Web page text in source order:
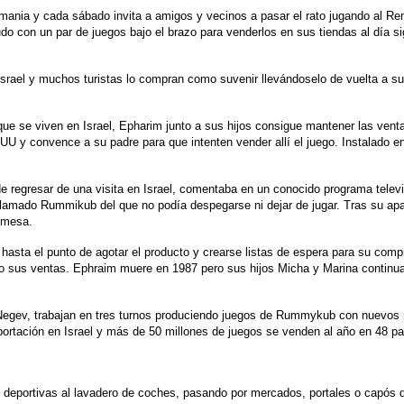
y cada sábado invita a amigos y vecinos a pasar el rato jugando al
con un par de juegos bajo el brazo para venderlos en sus tiendas al
y muchos turistas lo compran como suvenir llevándoselo de vuelta a
se viven en Israel, Epharim junto a sus hijos consigue mantener las
y convence a su padre para que intenten vender allí el juego. Instalado
de una visita en Israel, comentaba en un conocido programa
Rummikub del que no podía despegarse ni dejar de jugar. Tras su
el punto de agotar el producto y crearse listas de espera para su
ventas. Ephraim muere en 1987 pero sus hijos Micha y Marina
trabajan en tres turnos produciendo juegos de Rummykub con
en Israel y más de 50 millones de juegos se venden al año en 48
al lavadero de coches, pasando por mercados, portales o